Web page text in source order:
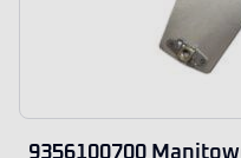
9356100700